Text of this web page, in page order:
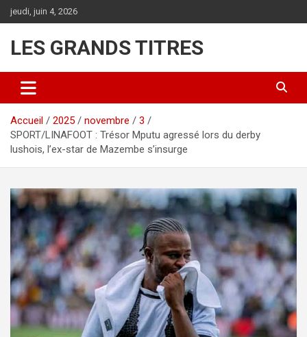
Aller
au
jeudi, juin 4, 2026
LES GRANDS TITRES
Accueil 2025 novembre
3
SPORT/LINAFOOT : Trésor Mputu agressé lors du derby
lushois, l’ex-star de Mazembe s’insurge